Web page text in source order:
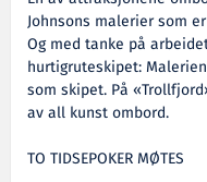
Johnsons malerier som
Og med tanke på
hurtigruteskipet:
som skipet. På
av all kunst ombord.
TO TIDSEPOKER MØTES